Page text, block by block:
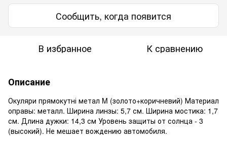
Сообщить, когда появится
В избранное К сравнению
Описание
Окуляри прямокутні метал M (золото+коричневий) Материал
оправы: металл. Ширина линзы: 5,7 см. Ширина мостика: 1,7
см. Длина дужки: 14,3 см Уровень защиты от солнца - 3
(высокий). Не мешает вождению автомобиля.